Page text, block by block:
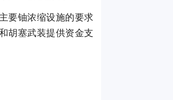
要铀浓缩设施的要求
胡塞武装提供资金支